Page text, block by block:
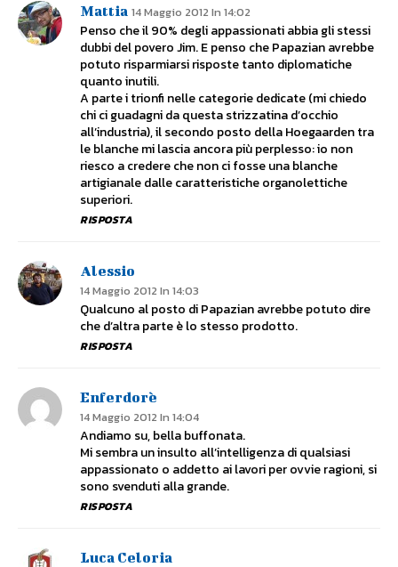
Mattia 14 Maggio 2012 In 14:02
Penso che il 90% degli appassionati abbia gli stessi
dubbi del povero Jim. E penso che Papazian avrebbe
potuto risparmiarsi risposte tanto diplomatiche
quanto inutili.
A parte i trionfi nelle categorie dedicate (mi chiedo
chi ci guadagni da questa strizzatina d’occhio
all’industria), il secondo posto della Hoegaarden tra
le blanche mi lascia ancora più perplesso: io non
riesco a credere che non ci fosse una blanche
artigianale dalle caratteristiche organolettiche
superiori.
RISPOSTA
Alessio
14 Maggio 2012 In 14:03
Qualcuno al posto di Papazian avrebbe potuto dire
che d’altra parte è lo stesso prodotto.
RISPOSTA
Enferdorè
14 Maggio 2012 In 14:04
Andiamo su, bella buffonata.
Mi sembra un insulto all’intelligenza di qualsiasi
appassionato o addetto ai lavori per ovvie ragioni, si
sono svenduti alla grande.
RISPOSTA
Luca Celoria